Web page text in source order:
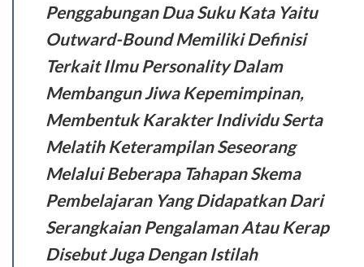
Penggabungan Dua Suku Kata Yaitu
Outward-Bound Memiliki Definisi
Terkait Ilmu Personality Dalam
Membangun Jiwa Kepemimpinan,
Membentuk Karakter Individu Serta
Melatih Keterampilan Seseorang
Melalui Beberapa Tahapan Skema
Pembelajaran Yang Didapatkan Dari
Serangkaian Pengalaman Atau Kerap
Disebut Juga Dengan Istilah